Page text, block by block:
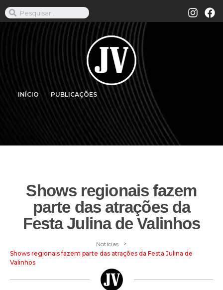
INÍCIO PUBLICAÇÕES
Shows regionais fazem
parte das atrações da
Festa Julina de Valinhos
Notícias >
Shows regionais fazem parte das atrações da Festa Julina de
Valinhos